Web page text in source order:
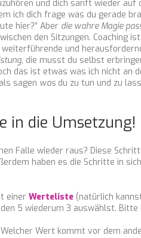
und dich sanft wieder auf
ich dich frage was du gerade
hier?” Aber die wahre Magie
den Sitzungen. Coaching
und
, die musst du selbst
das ist etwas was ich nicht an
sagen was du zu tun und zu
in die Umsetzung!
Falle wieder raus? Diese
haben es die Schritte in
einer Werteliste (natürlich
5 wiederum 3 auswählst.
Welcher Wert kommt vor dem